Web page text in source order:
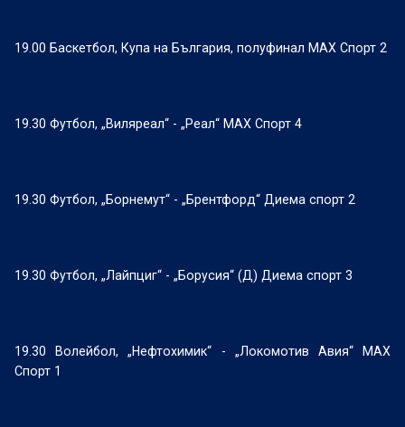
19.00 Баскетбол, Купа на България, полуфинал МАХ Спорт 2
19.30 Футбол, „Виляреал“ - „Реал“ МАХ Спорт 4
19.30 Футбол, „Борнемут“ - „Брентфорд“ Диема спорт 2
19.30 Футбол, „Лайпциг“ - „Борусия“ (Д) Диема спорт 3
19.30 Волейбол, „Нефтохимик“ - „Локомотив Авия“ МАХ
Спорт 1